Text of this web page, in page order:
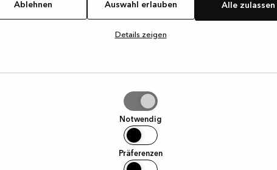
Ablehnen Auswahl erlauben Alle zulassen
Details zeigen
Notwendig
Präferenzen